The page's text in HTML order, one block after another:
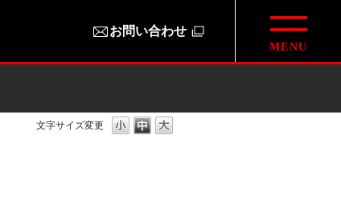
お問い合わせ
文字サイズ変更